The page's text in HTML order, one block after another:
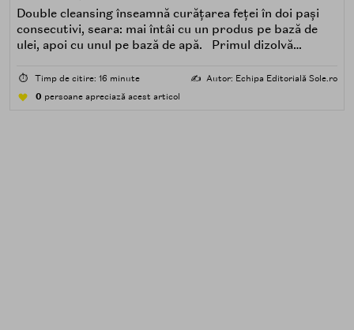
Double cleansing înseamnă curățarea feței în doi pași
consecutivi, seara: mai întâi cu un produs pe bază de
ulei, apoi cu unul pe bază de apă. Primul dizolvă
poluare. Al doilea îndepărtează impuritățile solubile în
⏱️ Timp de citire: 16 minute ✍️ Autor: Echipa Editorială Sole.ro
0 persoane apreciază acest articol